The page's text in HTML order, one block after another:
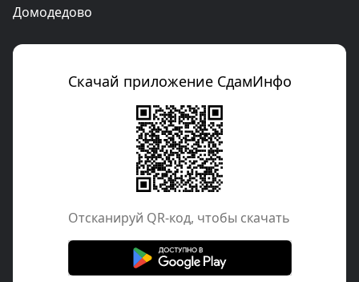
Домодедово
Скачай приложение СдамИнфо
Отcканируй QR-код, чтобы скачать